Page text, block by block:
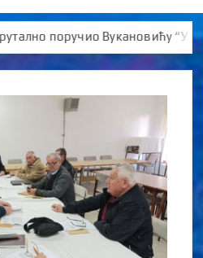
поручио Вукановићу “У